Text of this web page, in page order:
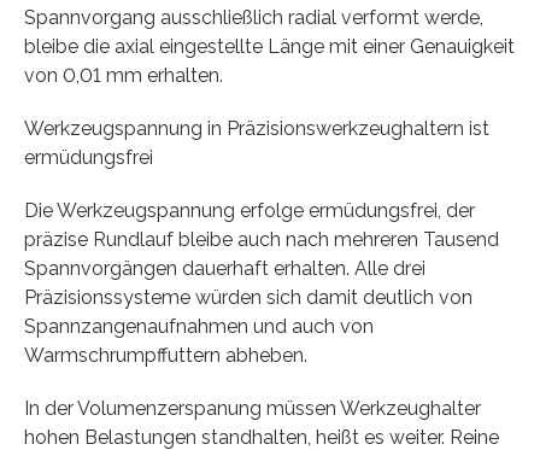
Spannvorgang ausschließlich radial verformt werde,
bleibe die axial eingestellte Länge mit einer Genauigkeit
von 0,01 mm erhalten.
Werkzeugspannung in Präzisionswerkzeughaltern ist
ermüdungsfrei
Die Werkzeugspannung erfolge ermüdungsfrei, der
präzise Rundlauf bleibe auch nach mehreren Tausend
Spannvorgängen dauerhaft erhalten. Alle drei
Präzisionssysteme würden sich damit deutlich von
Spannzangenaufnahmen und auch von
Warmschrumpffuttern abheben.
In der Volumenzerspanung müssen Werkzeughalter
hohen Belastungen standhalten, heißt es weiter. Reine